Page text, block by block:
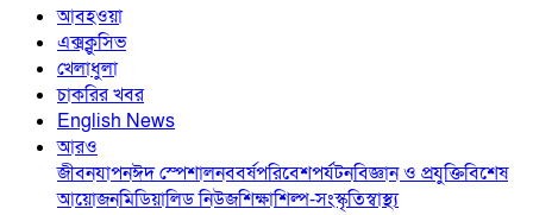
আবহওয়া
এক্সক্লুসিভ
খেলাধুলা
চাকরির খবর
English News
আরও
জীবনযাপনঈদ স্পেশালনববর্ষপরিবেশপর্যটনবিজ্ঞান ও প্রযুক্তিবিশেষ
আয়োজনমিডিয়ালিড নিউজশিক্ষাশিল্প-সংস্কৃতিস্বাস্থ্য